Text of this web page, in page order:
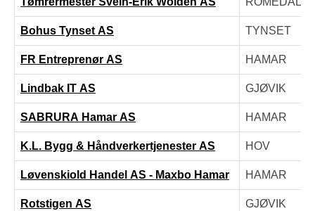
Bohus Tynset AS TYNSET
FR Entreprenør AS HAMAR
Lindbak IT AS GJØVIK
SABRURA Hamar AS HAMAR
K.L. Bygg & Håndverkertjenester AS HOV
Løvenskiold Handel AS - Maxbo Hamar HAMAR
Rotstigen AS GJØVIK